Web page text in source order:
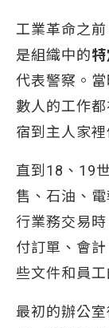
工業革命之
是組織中的
代表警察。
數人的工作
宿到主人家裡
直到18、19
售、石油、
行業務交易
付訂單、會
些文件和員
最初的辦公